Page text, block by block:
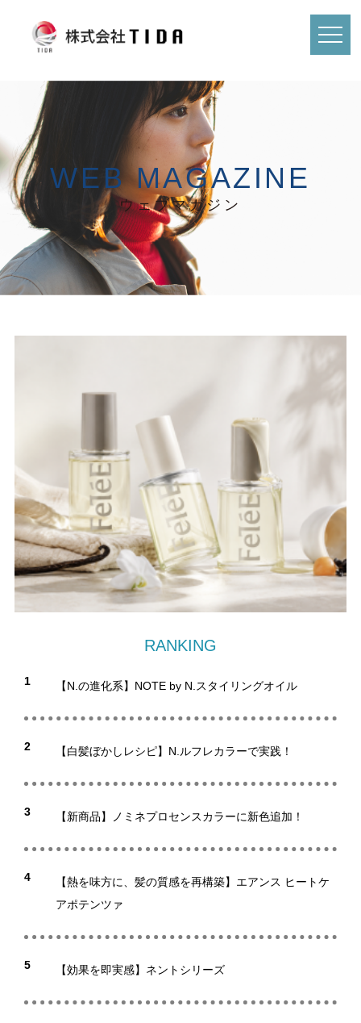
WEB MAGAZINE
ウェブマガジン
RANKING
1 【N.の進化系】NOTE by N.スタイリングオイル
2 【白髪ぼかしレシピ】N.ルフレカラーで実践！
3 【新商品】ノミネプロセンスカラーに新色追加！
4
【熱を味方に、髪の質感を再構築】エアンス ヒートケ
アポテンツァ
5 【効果を即実感】ネントシリーズ